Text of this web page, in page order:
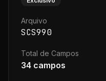
Arquivo
SCS990
Total de Campos
34 campos